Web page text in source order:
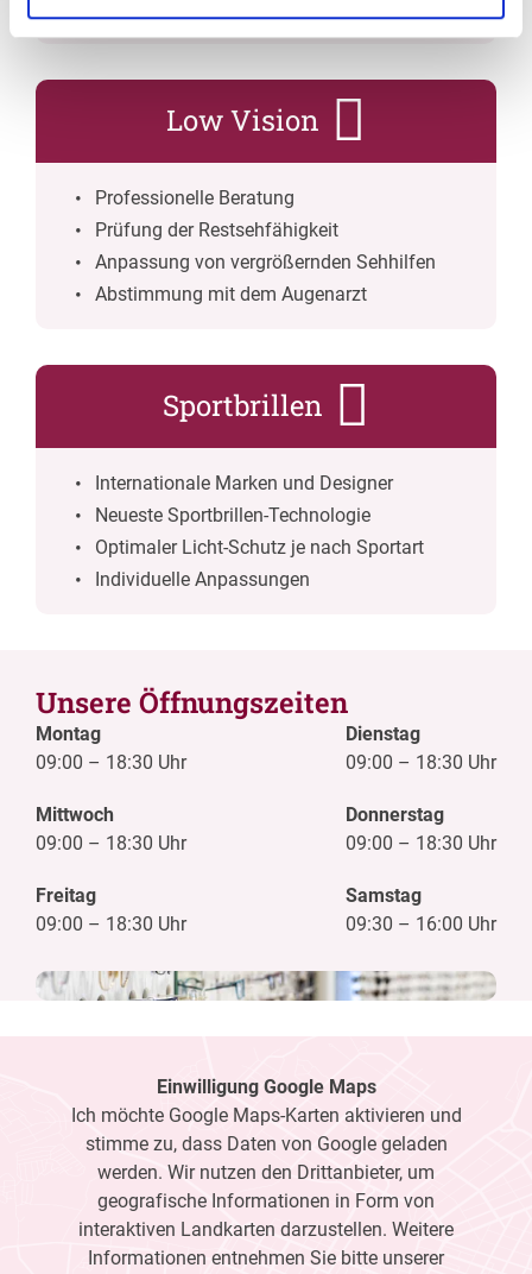
Low Vision
Professionelle Beratung
Prüfung der Restsehfähigkeit
Anpassung von vergrößernden Sehhilfen
Abstimmung mit dem Augenarzt
Sportbrillen
Internationale Marken und Designer
Neueste Sportbrillen-Technologie
Optimaler Licht-Schutz je nach Sportart
Individuelle Anpassungen
Unsere Öffnungszeiten
Montag
09:00 – 18:30 Uhr
Dienstag
09:00 – 18:30 Uhr
Mittwoch
09:00 – 18:30 Uhr
Donnerstag
09:00 – 18:30 Uhr
Freitag
09:00 – 18:30 Uhr
Samstag
09:30 – 16:00 Uhr
Einwilligung Google Maps
Ich möchte Google Maps-Karten aktivieren und
stimme zu, dass Daten von Google geladen
werden. Wir nutzen den Drittanbieter, um
geografische Informationen in Form von
interaktiven Landkarten darzustellen. Weitere
Informationen entnehmen Sie bitte unserer